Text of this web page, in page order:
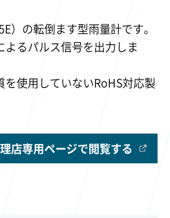
）の転倒ます型雨量計です。
るパルス信号を出力しま
使用していないRoHS対応製
店専用ページで閲覧する